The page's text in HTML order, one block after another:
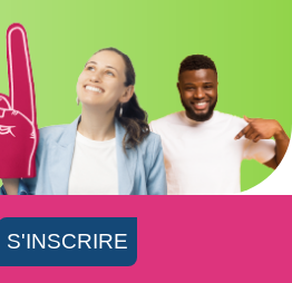
S'INSCRIRE